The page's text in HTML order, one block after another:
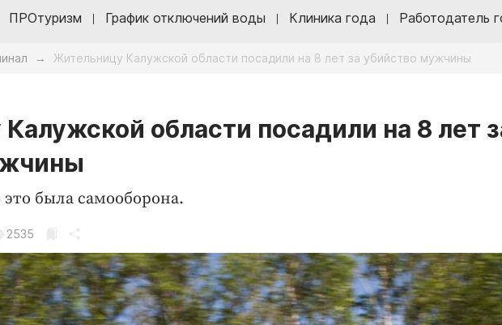
ПРОтуризм График отключений воды Клиника года Работодатель
→ Жительницу Калужской области посадили на 8 лет за убийство мужчины
области посадили на 8 лет
была самооборона.
2535